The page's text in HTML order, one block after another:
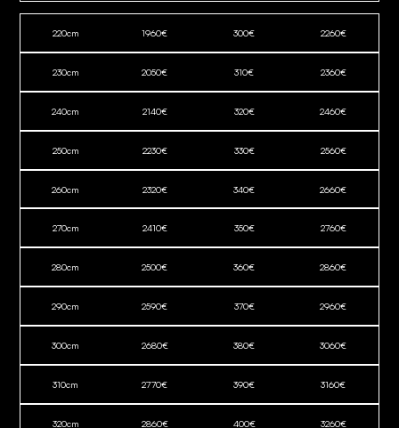
220cm 1960€ 300€ 2260€
230cm 2050€ 310€ 2360€
240cm 2140€ 320€ 2460€
250cm 2230€ 330€ 2560€
260cm 2320€ 340€ 2660€
270cm 2410€ 350€ 2760€
280cm 2500€ 360€ 2860€
290cm 2590€ 370€ 2960€
300cm 2680€ 380€ 3060€
310cm 2770€ 390€ 3160€
320cm 2860€ 400€ 3260€